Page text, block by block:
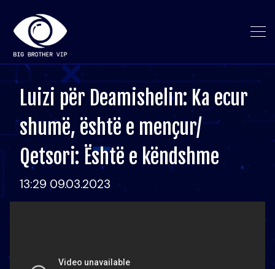
Luizi për Deamishelin: Ka ecur
shumë, është e mençur/
Qetsori: Është e këndshme
13:29 09.03.2023